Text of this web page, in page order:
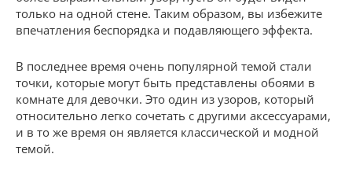
только на одной стене. Таким образом, вы избежите
впечатления беспорядка и подавляющего эффекта.
В последнее время очень популярной темой стали
точки, которые могут быть представлены обоями в
комнате для девочки. Это один из узоров, который
относительно легко сочетать с другими аксессуарами,
и в то же время он является классической и модной
темой.